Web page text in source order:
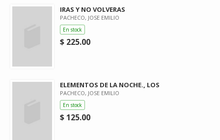
IRAS Y NO VOLVERAS
PACHECO, JOSE EMILIO
En stock
$ 225.00
ELEMENTOS DE LA NOCHE., LOS
PACHECO, JOSE EMILIO
En stock
$ 125.00